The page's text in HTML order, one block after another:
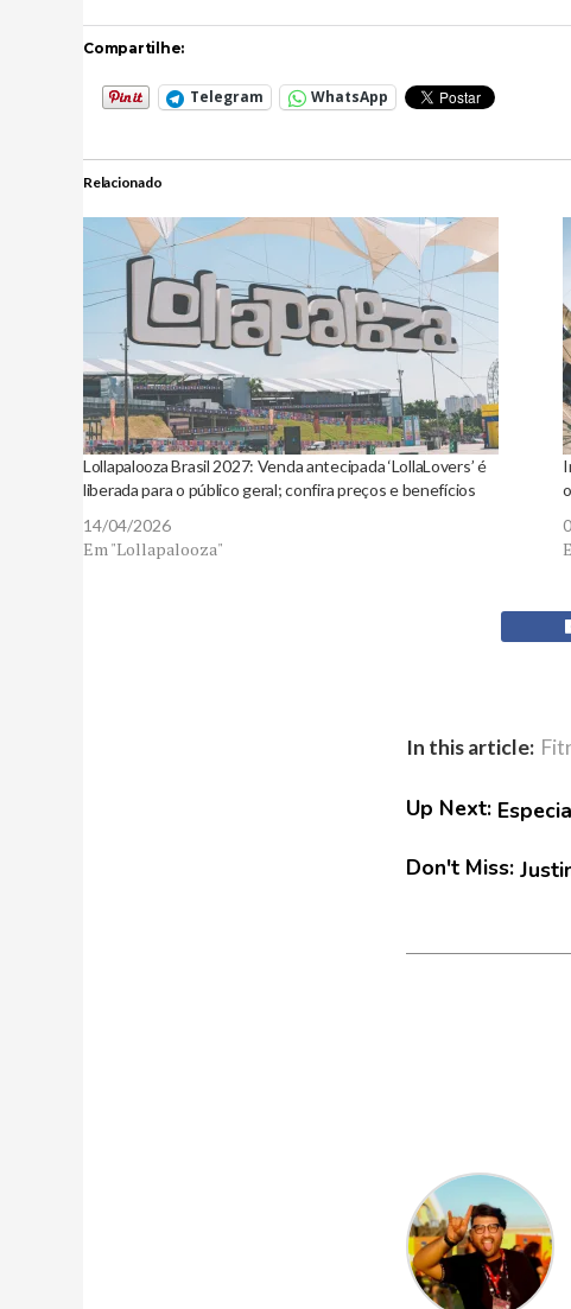
Compartilhe:
Telegram WhatsApp
Relacionado
Lollapalooza Brasil 2027: Venda antecipada ‘LollaLovers’ é
liberada para o público geral; confira preços e benefícios
14/04/2026
Em "Lollapalooza"
In this article:
Up Next:
Don't Miss: